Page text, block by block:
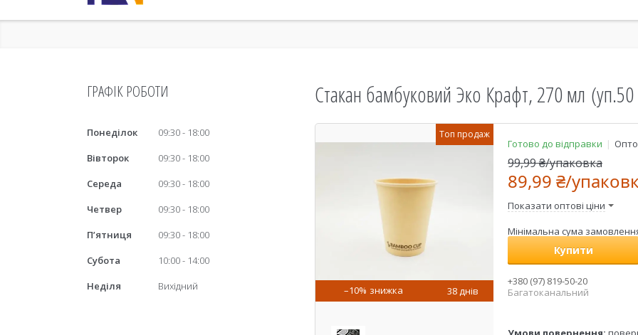
Стакан бамбуковий Эко Крафт, 270 мл
–10% 38 днів
Топ продаж
Готово до відправки
99,99 ₴/упаковка
89,99 ₴/
Показати оптові ціни
Мінімальна сума
Купити
+380 (97) 819-50-20
Багатоканальний
ГРАФІК РОБОТИ
Понеділок 09:30
18:00
Вівторок
09:30
18:00
Середа
09:30
18:00
Четвер
09:30
18:00
Пʼятниця
09:30
18:00
Субота
10:00
14:00
Неділя
Вихідний